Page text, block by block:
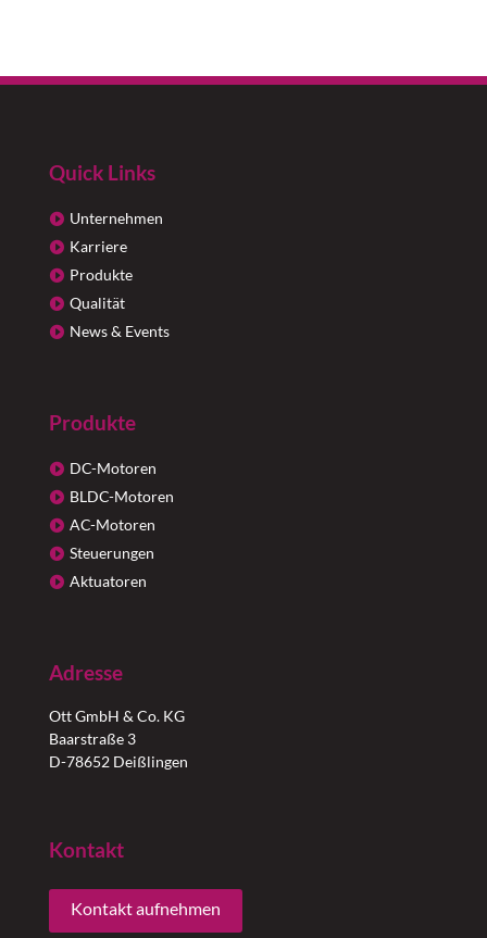
Quick Links
Unternehmen
Karriere
Produkte
Qualität
News & Events
Produkte
DC-Motoren
BLDC-Motoren
AC-Motoren
Steuerungen
Aktuatoren
Adresse
Ott GmbH & Co. KG
Baarstraße 3
D-78652 Deißlingen
Kontakt
Kontakt aufnehmen